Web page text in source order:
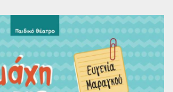
Ελληνική Γραμματεία
Πεζογραφία
Ποίηση
Πεζογραφία
Συγγραφείς